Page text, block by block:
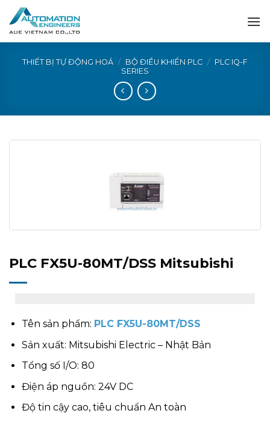
Skip
to
content
THIẾT BỊ TỰ ĐỘNG HOÁ / BỘ ĐIỀU KHIỂN PLC /
PLC IQ-F
SERIES
PLC FX5U-80MT/DSS Mitsubishi
Tên sản phẩm: PLC FX5U-80MT/DSS
Sản xuất: Mitsubishi Electric – Nhật Bản
Tổng số I/O: 80
Điện áp nguồn: 24V DC
Độ tin cậy cao, tiêu chuẩn An toàn